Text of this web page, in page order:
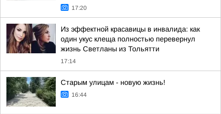
17:20
Из эффектной красавицы в инвалида: как
один укус клеща полностью перевернул
жизнь Светланы из Тольятти
17:14
Старым улицам - новую жизнь!
16:44